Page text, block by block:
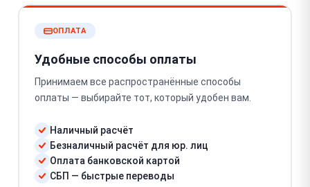
ОПЛАТА
Удобные способы оплаты
Принимаем все распространённые способы
оплаты — выбирайте тот, который удобен вам.
Наличный расчёт
Безналичный расчёт для юр. лиц
Оплата банковской картой
СБП — быстрые переводы